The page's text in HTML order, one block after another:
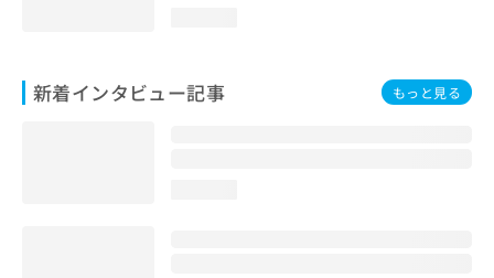
新着インタビュー記事 もっと見る